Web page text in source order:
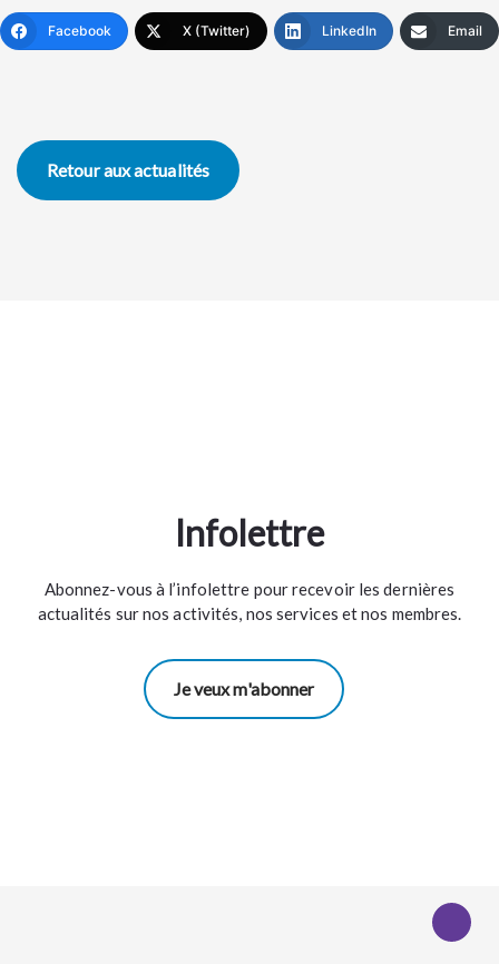
Facebook X (Twitter) LinkedIn Email
Retour aux actualités
Infolettre
Abonnez-vous à l’infolettre pour recevoir les dernières
actualités sur nos activités, nos services et nos membres.
Je veux m'abonner